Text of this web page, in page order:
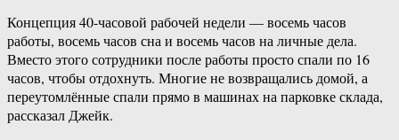
Концепция 40-часовой рабочей недели — восемь часов
работы, восемь часов сна и восемь часов на личные дела.
Вместо этого сотрудники после работы просто спали по 16
часов, чтобы отдохнуть. Многие не возвращались домой, а
переутомлённые спали прямо в машинах на парковке склада,
рассказал Джейк.